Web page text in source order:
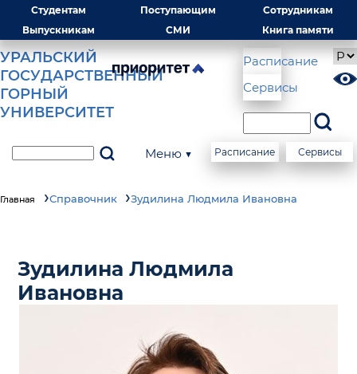
Студентам Поступающим
Сотрудникам
Выпускникам
СМИ Книга памяти
УРАЛЬСКИЙ
ГОСУДАРСТВЕННЫЙ
ГОРНЫЙ
УНИВЕРСИТЕТ
Расписание
Сервисы
Меню ▼ Расписание Сервисы
Главная Справочник Зудилина Людмила Ивановна
Зудилина Людмила
Ивановна